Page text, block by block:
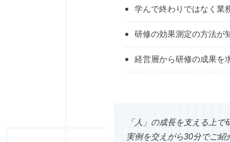
学んで終わりではなく業
研修の効果測定の方法が
経営層から研修の成果を
「人」の成長を支える上
実例を交えがら30分でご紹